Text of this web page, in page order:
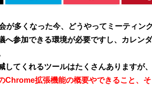
が多くなった今、どうやってミーティン
へ参加できる環境が必要ですし、カレン
してくれるツールはたくさんありますが
Chrome拡張機能の概要やできること、